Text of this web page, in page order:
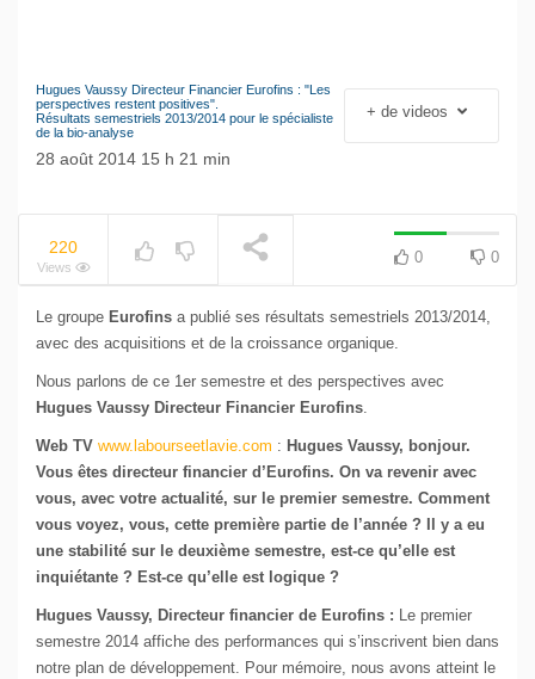
NOW PLAYING
Le séisme industriel
Volkswagen
Hugues Vaussy Directeur Financier Eurofins : "Les
perspectives restent positives".
Résultats semestriels 2013/2014 pour le spécialiste
de la bio-analyse
28 août 2014 15 h 21 min
+ de videos
220
Views
0 0
Le groupe Eurofins a publié ses résultats semestriels 2013/2014,
avec des acquisitions et de la croissance organique.
Nous parlons de ce 1er semestre et des perspectives avec
Hugues Vaussy Directeur Financier Eurofins.
Web TV www.labourseetlavie.com : Hugues Vaussy, bonjour.
Vous êtes directeur financier d’Eurofins. On va revenir avec
vous, avec votre actualité, sur le premier semestre. Comment
vous voyez, vous, cette première partie de l’année ? Il y a eu
une stabilité sur le deuxième semestre, est-ce qu’elle est
inquiétante ? Est-ce qu’elle est logique ?
Hugues Vaussy, Directeur financier de Eurofins : Le premier
semestre 2014 affiche des performances qui s’inscrivent bien dans
notre plan de développement. Pour mémoire, nous avons atteint le